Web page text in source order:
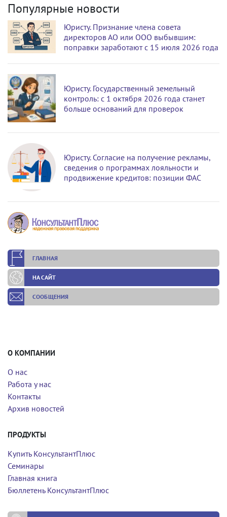
Популярные новости
Юристу. Признание члена совета
директоров АО или ООО выбывшим:
поправки заработают с 15 июля 2026 года
Юристу. Государственный земельный
контроль: с 1 октября 2026 года станет
больше оснований для проверок
Юристу. Согласие на получение рекламы,
сведения о программах лояльности и
продвижение кредитов: позиции ФАС
ГЛАВНАЯ
НА САЙТ
СООБЩЕНИЯ
О КОМПАНИИ
О нас
Работа у нас
Контакты
Архив новостей
ПРОДУКТЫ
Купить КонсультантПлюс
Семинары
Главная книга
Бюллетень КонсультантПлюс